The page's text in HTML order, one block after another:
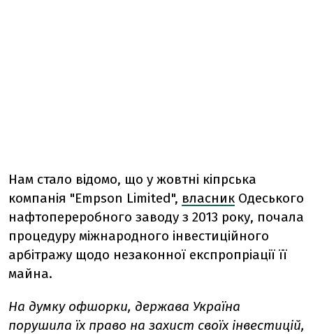
Нам стало відомо, що у жовтні кіпрська
компанія "Empson Limited", власник Одеського
нафтопереробного заводу з 2013 року, почала
процедуру міжнародного інвестиційного
арбітражу щодо незаконної експропріації її
майна.
На думку офшорки, держава Україна
порушила їх право на захист своїх інвестицій,